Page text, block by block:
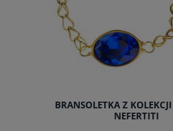
BRANSOLETKA Z
NEFERTITI